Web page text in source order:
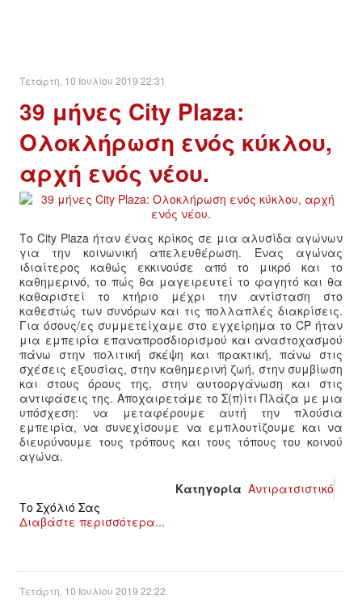
ΟΙΚΟΝΟΜΊΑ
ΔΙΕΘΝΉ
ΕΙΔΉΣΕΙΣ
ΚΌΣΜΟΣ
ΑΝΑΤΟΛΙΚΉ ΕΥΡΏΠΗ / ΒΑΛΚΆΝΙΑ
ΔΥΤΙΚΉ ΕΥΡΏΠΗ
ΜΈΣΗ ΑΝΑΤΟΛΉ / ΒΌΡΕΙΑ ΑΦΡΙΚΉ
ΒΌΡΕΙΑ ΑΜΕΡΙΚΉ
ΛΑΤΙΝΙΚΉ ΑΜΕΡΙΚΉ
ΑΣΊΑ / ΩΚΕΑΝΊΑ
ΑΦΡΙΚΉ
ΕΡΓΑΤΙΚΌ ΚΊΝΗΜΑ
Τετάρτη, 10 Ιουλίου 2019 22:31
39 μήνες City Plaza:
Ολοκλήρωση ενός κύκλου,
αρχή ενός νέου.
Το City Plaza ήταν ένας κρίκος σε μια αλυσίδα αγώνων
για την κοινωνική απελευθέρωση. Ένας αγώνας
ιδιαίτερος καθώς εκκινούσε από το μικρό και το
καθημερινό, το πώς θα μαγειρευτεί το φαγητό και θα
καθαριστεί το κτήριο μέχρι την αντίσταση στο
καθεστώς των συνόρων και τις πολλαπλές διακρίσεις.
Για όσους/ες συμμετείχαμε στο εγχείρημα το CP ήταν
μια εμπειρία επαναπροσδιορισμού και αναστοχασμού
πάνω στην πολιτική σκέψη και πρακτική, πάνω στις
σχέσεις εξουσίας, στην καθημερινή ζωή, στην συμβίωση
και στους όρους της, στην αυτοοργάνωση και στις
αντιφάσεις της. Αποχαιρετάμε το Σ(π)ίτι Πλάζα με μια
υπόσχεση: να μεταφέρουμε αυτή την πλούσια
εμπειρία, να συνεχίσουμε να εμπλουτίζουμε και να
διευρύνουμε τους τρόπους και τους τόπους του κοινού
αγώνα.
Κατηγορία Αντιρατσιστικό
Το Σχόλιό Σας
Διαβάστε περισσότερα...
Τετάρτη, 10 Ιουλίου 2019 22:22